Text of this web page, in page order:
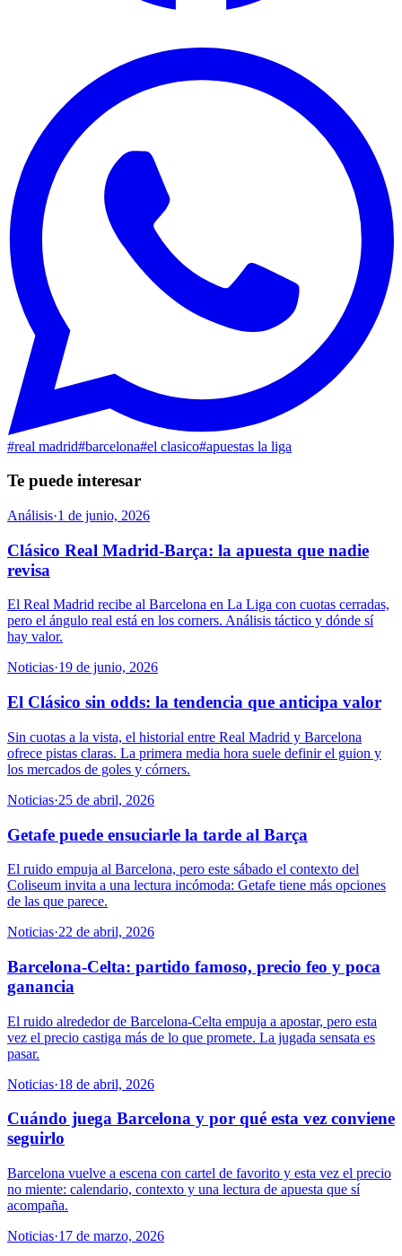
#real madrid#barcelona#el clasico#apuestas la liga
Te puede interesar
Análisis·1 de junio, 2026
Clásico Real Madrid-Barça: la apuesta que nadie
revisa
El Real Madrid recibe al Barcelona en La Liga con cuotas cerradas,
pero el ángulo real está en los corners. Análisis táctico y dónde sí
hay valor.
Noticias·19 de junio, 2026
El Clásico sin odds: la tendencia que anticipa valor
Sin cuotas a la vista, el historial entre Real Madrid y Barcelona
ofrece pistas claras. La primera media hora suele definir el guion y
los mercados de goles y córners.
Noticias·25 de abril, 2026
Getafe puede ensuciarle la tarde al Barça
El ruido empuja al Barcelona, pero este sábado el contexto del
Coliseum invita a una lectura incómoda: Getafe tiene más opciones
de las que parece.
Noticias·22 de abril, 2026
Barcelona-Celta: partido famoso, precio feo y poca
ganancia
El ruido alrededor de Barcelona-Celta empuja a apostar, pero esta
vez el precio castiga más de lo que promete. La jugada sensata es
pasar.
Noticias·18 de abril, 2026
Cuándo juega Barcelona y por qué esta vez conviene
seguirlo
Barcelona vuelve a escena con cartel de favorito y esta vez el precio
no miente: calendario, contexto y una lectura de apuesta que sí
acompaña.
Noticias·17 de marzo, 2026